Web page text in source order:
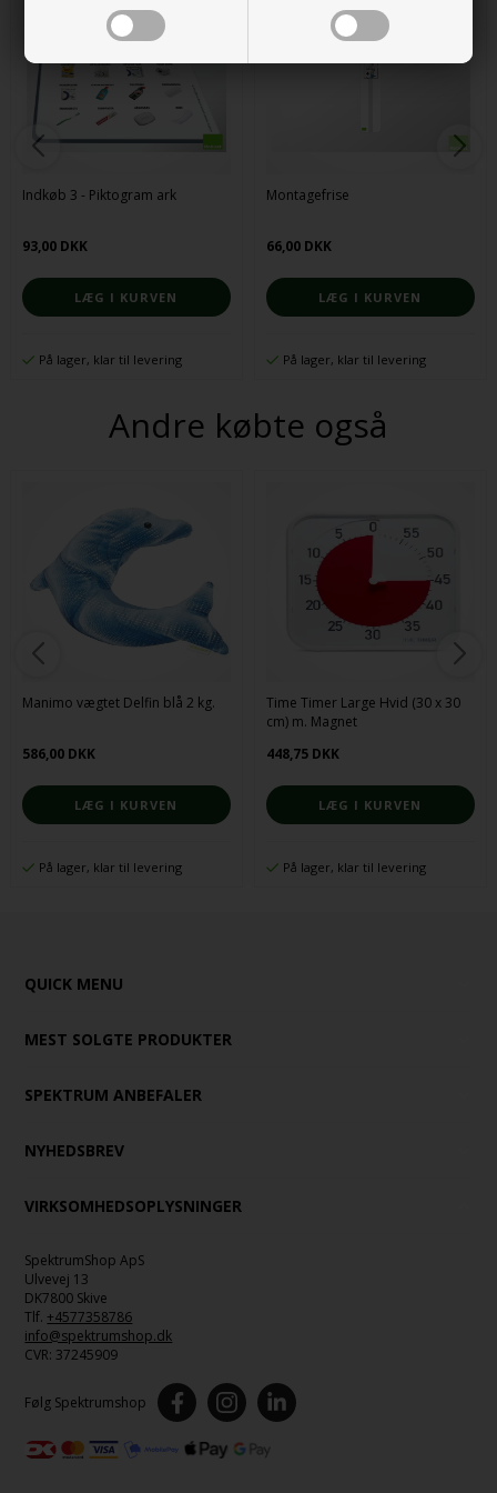
Indkøb 3 - Piktogram ark
93,00 DKK
På lager, klar til levering
Montagefrise
66,00 DKK
På lager, klar til levering
Andre købte også
Manimo vægtet Delfin blå 2 kg.
586,00 DKK
På lager, klar til levering
Time Timer Large Hvid (30 x 30
cm) m. Magnet
448,75 DKK
På lager, klar til levering
QUICK MENU
MEST SOLGTE PRODUKTER
SPEKTRUM ANBEFALER
NYHEDSBREV
VIRKSOMHEDSOPLYSNINGER
SpektrumShop ApS
Ulvevej 13
DK7800 Skive
Tlf. +4577358786
info@spektrumshop.dk
CVR: 37245909
Følg Spektrumshop